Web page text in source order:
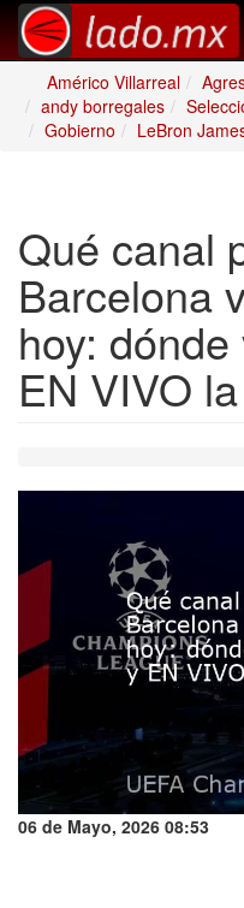
Américo Villarreal
andy borregales
Gobierno
LeBron
Qué canal
Barcelona
hoy:
EN VIVO
06 de Mayo, 2026 08:53